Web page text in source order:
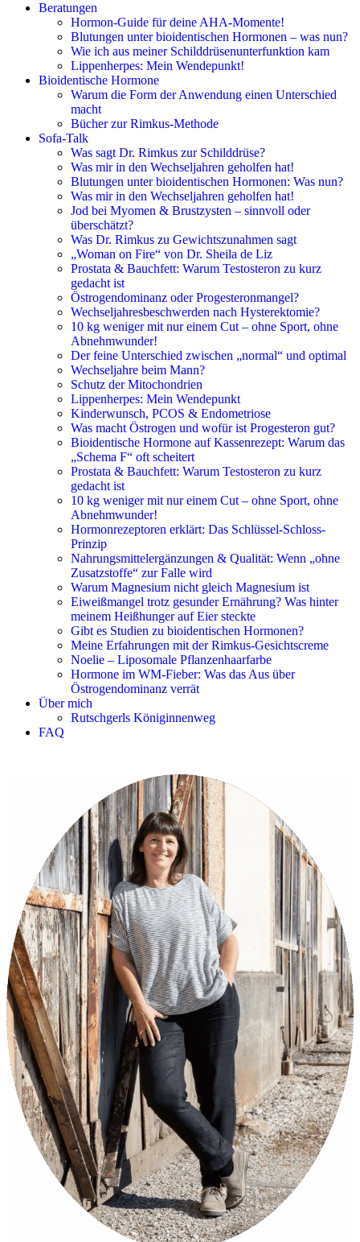
Beratungen
Hormon-Guide für deine AHA-Momente!
Blutungen unter bioidentischen Hormonen – was nun?
Wie ich aus meiner Schilddrüsenunterfunktion kam
Lippenherpes: Mein Wendepunkt!
Bioidentische Hormone
Warum die Form der Anwendung einen Unterschied
macht
Bücher zur Rimkus-Methode
Sofa-Talk
Was sagt Dr. Rimkus zur Schilddrüse?
Was mir in den Wechseljahren geholfen hat!
Blutungen unter bioidentischen Hormonen: Was nun?
Was mir in den Wechseljahren geholfen hat!
Jod bei Myomen & Brustzysten – sinnvoll oder
überschätzt?
Was Dr. Rimkus zu Gewichtszunahmen sagt
„Woman on Fire“ von Dr. Sheila de Liz
Prostata & Bauchfett: Warum Testosteron zu kurz
gedacht ist
Östrogendominanz oder Progesteronmangel?
Wechseljahresbeschwerden nach Hysterektomie?
10 kg weniger mit nur einem Cut – ohne Sport, ohne
Abnehmwunder!
Der feine Unterschied zwischen „normal“ und optimal
Wechseljahre beim Mann?
Schutz der Mitochondrien
Lippenherpes: Mein Wendepunkt
Kinderwunsch, PCOS & Endometriose
Was macht Östrogen und wofür ist Progesteron gut?
Bioidentische Hormone auf Kassenrezept: Warum das
„Schema F“ oft scheitert
Prostata & Bauchfett: Warum Testosteron zu kurz
gedacht ist
10 kg weniger mit nur einem Cut – ohne Sport, ohne
Abnehmwunder!
Hormonrezeptoren erklärt: Das Schlüssel-Schloss-
Prinzip
Nahrungsmittelergänzungen & Qualität: Wenn „ohne
Zusatzstoffe“ zur Falle wird
Warum Magnesium nicht gleich Magnesium ist
Eiweißmangel trotz gesunder Ernährung? Was hinter
meinem Heißhunger auf Eier steckte
Gibt es Studien zu bioidentischen Hormonen?
Meine Erfahrungen mit der Rimkus-Gesichtscreme
Noelie – Liposomale Pflanzenhaarfarbe
Hormone im WM-Fieber: Was das Aus über
Östrogendominanz verrät
Über mich
Rutschgerls Königinnenweg
FAQ